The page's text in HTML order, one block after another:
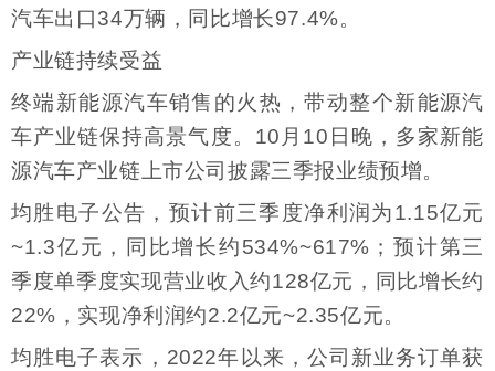
汽车出口34万辆，同比增长97.4%。
产业链持续受益
终端新能源汽车销售的火热，带动整个新能源汽
车产业链保持高景气度。10月10日晚，多家新能
源汽车产业链上市公司披露三季报业绩预增。
均胜电子公告，预计前三季度净利润为1.15亿元
~1.3亿元，同比增长约534%~617%；预计第三
季度单季度实现营业收入约128亿元，同比增长约
22%，实现净利润约2.2亿元~2.35亿元。
均胜电子表示，2022年以来，公司新业务订单获